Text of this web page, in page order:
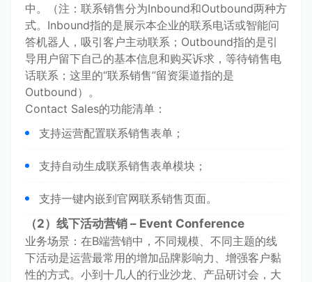
中。（注：联系销售分为Inbound和Outbound两种方
式。Inbound指的是展示本企业的联系电话或智能问
答机器人，吸引客户主动联系；Outbound指的是引
导用户留下自己的基本信息和购买诉求，等待销售电
话联系；这里的“联系销售”留资渠道指的是
Outbound）。
Contact Sales的功能清单：
支持运营配置联系销售表单；
支持自动生成联系销售表单模块；
支持一键内嵌到官网联系销售页面。
（2）线下活动营销 – Event Conference
业务场景：在B端营销中，不同规模、不同主题的线
下活动是运营最常用的增加品牌影响力、增强客户黏
性的方式。小到十几人的行业沙龙、产品研讨会，大